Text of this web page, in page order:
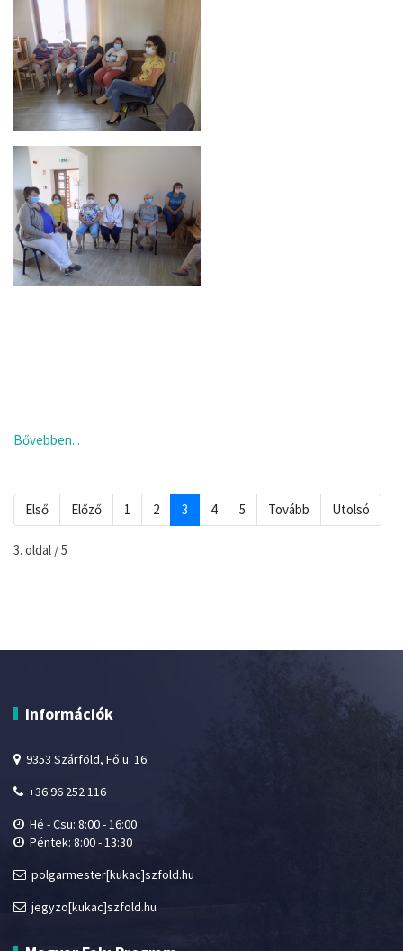
Bővebben...
Első Előző 1 2 3 4 5 Tovább Utolsó
3. oldal / 5
Információk
9353 Szárföld, Fő u. 16.
+36 96 252 116
Hé - Csü: 8:00 - 16:00
Péntek: 8:00 - 13:30
polgarmester[kukac]szfold.hu
jegyzo[kukac]szfold.hu